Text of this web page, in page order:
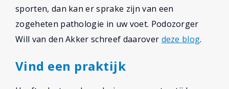
sporten, dan kan er sprake zijn van een
zogeheten pathologie in uw voet. Podozorger
Will van den Akker schreef daarover deze blog.
Vind een praktijk